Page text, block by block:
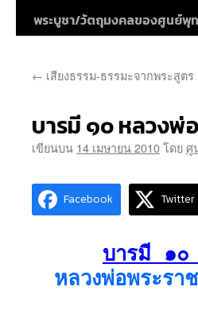
พระบูชา/วัตถุมงคลของศูนย์พุ
← เสียงธรรม-ธรรมะจากพระสูต
บารมี ๑๐ หลวงพ่
เขียนบน 14 เมษายน 2010โดยศู
Facebook Twitter
บารมี ๑๐
หลวงพ่อพระร